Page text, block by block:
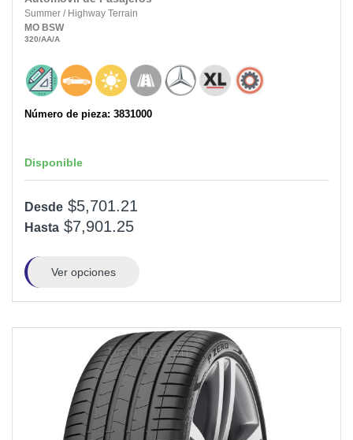
Summer / Highway Terrain
MO BSW
320/AA/A
Número de pieza: 3831000
Disponible
Desde $5,701.21
Hasta $7,901.25
Ver opciones